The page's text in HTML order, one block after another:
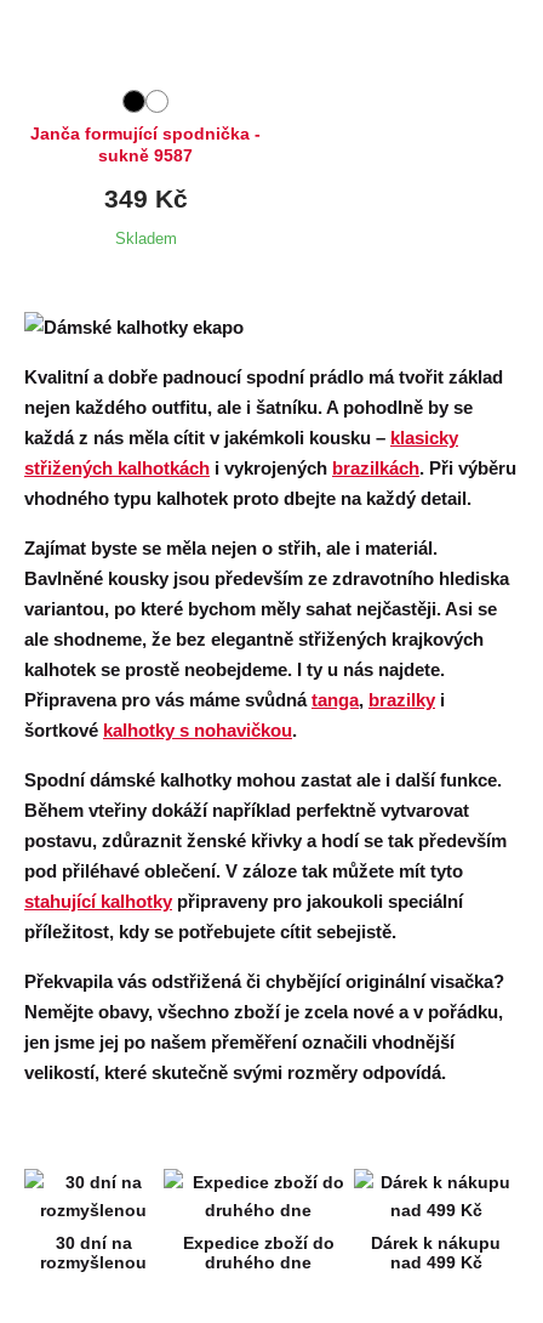
Janča formující spodnička -
sukně 9587
349 Kč
Skladem
Kvalitní a dobře padnoucíspodní prádlo má tvořit základ
nejen každého outfitu, ale i šatníku. A pohodlně by se
každá z nás měla cítit v jakémkoli kousku – klasicky
střižených kalhotkách i vykrojených brazilkách. Při výběru
vhodného typu kalhotek proto dbejte na každý detail.
Zajímat byste se měla nejen o střih, ale i materiál.
Bavlněné kousky jsou především ze zdravotního hlediska
variantou, po které bychom měly sahat nejčastěji. Asi se
ale shodneme, že bez elegantně střižených krajkových
kalhotek se prostě neobejdeme. I ty u nás najdete.
Připravena pro vás máme svůdnátanga, brazilkyi
šortkové kalhotky s nohavičkou.
Spodní dámské kalhotky mohou zastat ale i další funkce.
Během vteřiny dokáží například perfektně vytvarovat
postavu, zdůraznit ženské křivky a hodí se tak především
pod přiléhavé oblečení. V záloze tak můžete mít tyto
stahující kalhotkypřipraveny pro jakoukoli speciální
příležitost, kdy se potřebujete cítit sebejistě.
Překvapila vás odstřižená či chybějící originální visačka?
Nemějte obavy, všechno zboží je zcela nové a v pořádku,
jen jsme jej po našem přeměření označili vhodnější
velikostí, které skutečně svými rozměry odpovídá.
30 dní na
rozmyšlenou
Expedice zboží do
druhého dne
Dárek k nákupu
nad 499 Kč